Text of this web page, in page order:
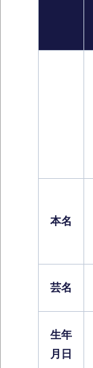
本名
芸名
生年
月日